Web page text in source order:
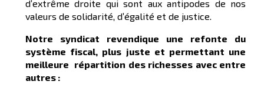
d’extrême droite qui sont aux antipodes de nos
valeurs de solidarité, d’égalité et de justice.
Notre syndicat revendique une refonte du
système fiscal, plus juste et permettant une
meilleure répartition des richesses avec entre
autres :